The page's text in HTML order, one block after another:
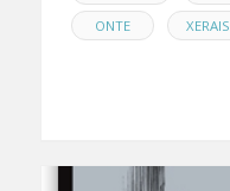
ONTE , XERAIS